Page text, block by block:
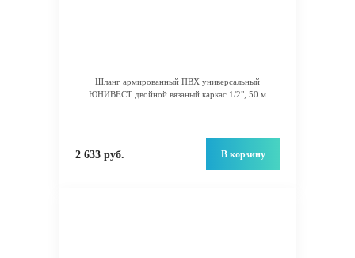
Шланг армированный ПВХ универсальный
ЮНИВЕСТ двойной вязаный каркас 1/2", 50 м
2 633 руб. В корзину